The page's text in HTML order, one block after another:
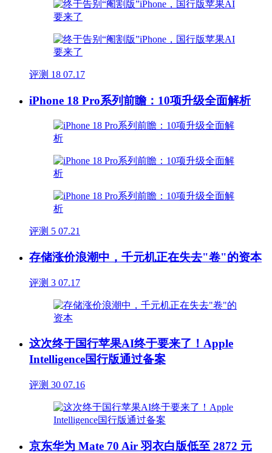
评测 18 07.17
iPhone 18 Pro系列前瞻：10项升级全面解析
评测 5 07.21
存储涨价浪潮中，千元机正在失去"卷"的资本
评测 3 07.17
这次终于国行苹果AI终于要来了！Apple
Intelligence国行版通过备案
评测 30 07.16
京东华为 Mate 70 Air 羽衣白版低至 2872 元